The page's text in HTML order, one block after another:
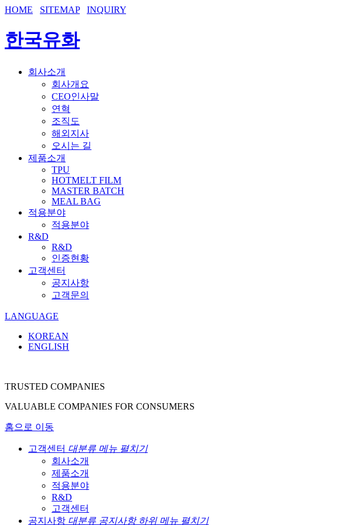
HOME SITEMAP INQUIRY
한국유화
회사소개
회사개요
CEO인사말
연혁
조직도
해외지사
오시는 길
제품소개
TPU
HOTMELT FILM
MASTER BATCH
MEAL BAG
적용분야
적용분야
R&D
R&D
인증현황
고객센터
공지사항
고객문의
LANGUAGE
KOREAN
ENGLISH
TRUSTED COMPANIES
VALUABLE COMPANIES FOR CONSUMERS
홈으로 이동
고객센터 대분류 메뉴 펼치기
회사소개
제품소개
적용분야
R&D
고객센터
공지사항 대분류 공지사항 하위 메뉴 펼치기